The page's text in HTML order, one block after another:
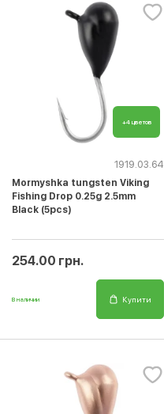
+4 цветов
1919.03.64
Mormyshka tungsten Viking
Fishing Drop 0.25g 2.5mm
Black (5pcs)
254.00 грн.
В наличии Купити